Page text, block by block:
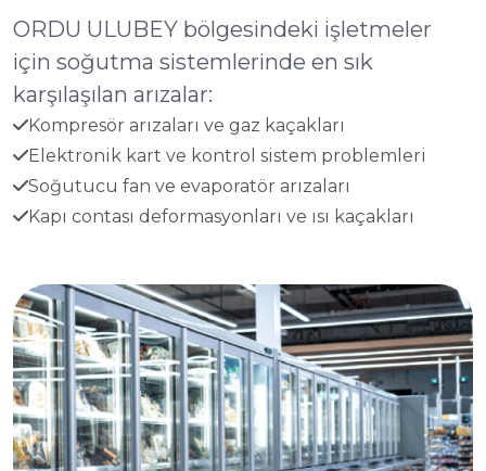
ORDU ULUBEY bölgesindeki işletmeler
için soğutma sistemlerinde en sık
karşılaşılan arızalar:
Kompresör arızaları ve gaz kaçakları
Elektronik kart ve kontrol sistem problemleri
Soğutucu fan ve evaporatör arızaları
Kapı contası deformasyonları ve ısı kaçakları